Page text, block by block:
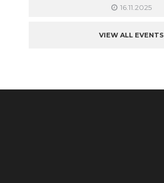
16.11.2025
VIEW ALL EVENTS